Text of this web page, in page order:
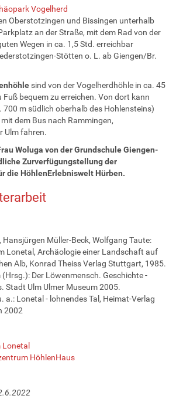
Vogelherd
Oberstotzingen und Bissingen unterhalb
an der Straße, mit dem Rad von der
Wegen in ca. 1,5 Std. erreichbar
Stötten o. L. ab Giengen/Br.
sind von der Vogelherdhöhle in ca. 45
bequem zu erreichen. Von dort kann
700 m südlich oberhalb des Hohlensteins)
dem Bus nach Rammingen,
Ulm fahren.
Woluga von der Grundschule Giengen-
Zurverfügungstellung der
die HöhlenErlebniswelt Hürben.
Müller-Beck, Wolfgang Taute:
Lonetal, Archäologie einer Landschaft auf
Alb, Konrad Theiss Verlag Stuttgart, 1985.
(Hrsg.): Der Löwenmensch. Geschichte -
Stadt Ulm Ulmer Museum 2005.
a.: Lonetal - lohnendes Tal, Heimat-Verlag
2002
HöhlenHaus